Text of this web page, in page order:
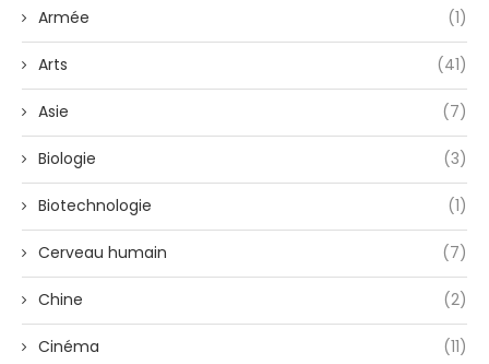
Armée (1)
Arts (41)
Asie (7)
Biologie (3)
Biotechnologie (1)
Cerveau humain (7)
Chine (2)
Cinéma (11)